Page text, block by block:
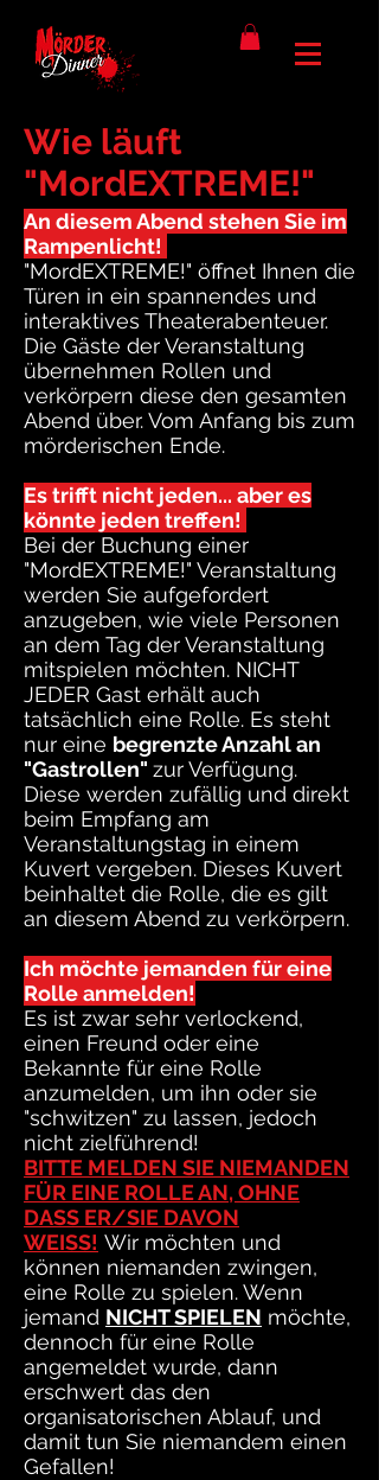
Wie läuft
"MordEXTREME!"
ab?
An diesem Abend stehen Sie im
Rampenlicht!
"MordEXTREME!" öffnet Ihnen die
Türen in ein spannendes und
interaktives Theaterabenteuer.
Die Gäste der Veranstaltung
übernehmen Rollen und
verkörpern diese den gesamten
Abend über. Vom Anfang bis zum
mörderischen Ende.
Es trifft nicht jeden... aber es
könnte jeden treffen!
Bei der Buchung einer
"MordEXTREME!" Veranstaltung
werden Sie aufgefordert
anzugeben, wie viele Personen
an dem Tag der Veranstaltung
mitspielen möchten. NICHT
JEDER Gast erhält auch
tatsächlich eine Rolle. Es steht
nur eine begrenzte Anzahl an
"Gastrollen" zur Verfügung.
Diese werden zufällig und direkt
beim Empfang am
Veranstaltungstag in einem
Kuvert vergeben. Dieses Kuvert
beinhaltet die Rolle, die es gilt
an diesem Abend zu verkörpern.
Ich möchte jemanden für eine
Rolle anmelden!
Es ist zwar sehr verlockend,
einen Freund oder eine
Bekannte für eine Rolle
anzumelden, um ihn oder sie
"schwitzen" zu lassen, jedoch
nicht zielführend!
BITTE MELDEN SIE NIEMANDEN
FÜR EINE ROLLE AN, OHNE
DASS ER/SIE DAVON
WEISS! Wir möchten und
können niemanden zwingen,
eine Rolle zu spielen. Wenn
jemand NICHT SPIELEN möchte,
dennoch für eine Rolle
angemeldet wurde, dann
erschwert das den
organisatorischen Ablauf, und
damit tun Sie niemandem einen
Gefallen!